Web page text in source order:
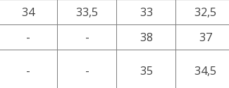
34 33,5 33 32,5
- - 38 37
- - 35 34,5